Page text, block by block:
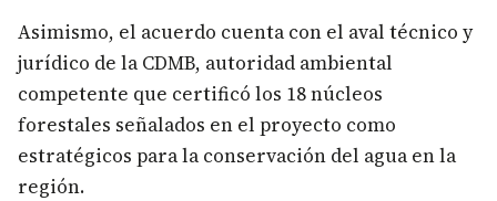
Asimismo, el acuerdo cuenta con el aval técnico y
jurídico de la CDMB, autoridad ambiental
competente que certificó los 18 núcleos
forestales señalados en el proyecto como
estratégicos para la conservación del agua en la
región.